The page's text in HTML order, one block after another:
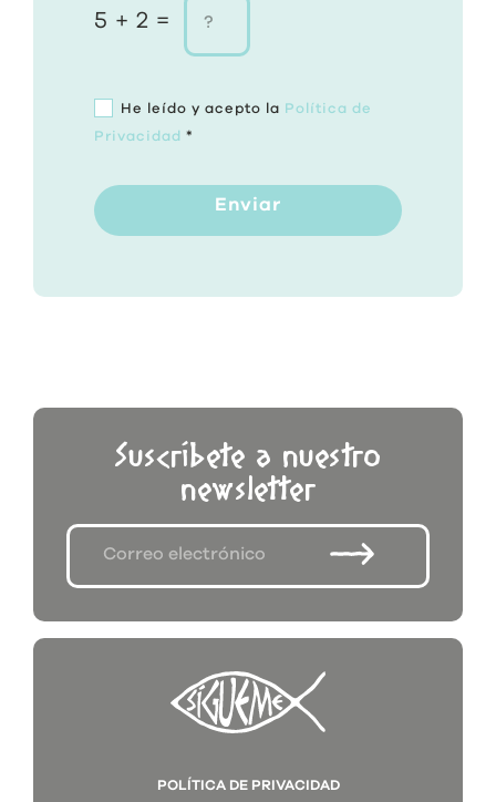
5 + 2 =
He leído y acepto la Política de
Privacidad *
Enviar
Suscríbete a nuestro
newsletter
POLÍTICA DE PRIVACIDAD